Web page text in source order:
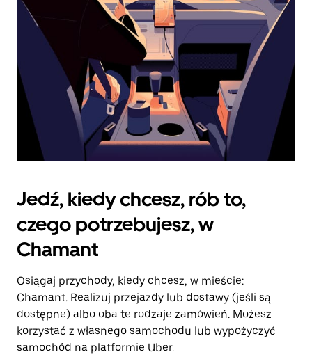
kalendarz.
Jedź, kiedy chcesz, rób to,
czego potrzebujesz, w
Chamant
Osiągaj przychody, kiedy chcesz, w mieście:
Chamant. Realizuj przejazdy lub dostawy (jeśli są
dostępne) albo oba te rodzaje zamówień. Możesz
korzystać z własnego samochodu lub wypożyczyć
samochód na platformie Uber.